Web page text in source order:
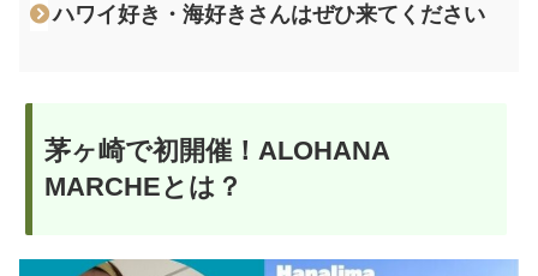
ハワイ好き・海好きさんはぜひ来てください
茅ヶ崎で初開催！ALOHANA
MARCHEとは？